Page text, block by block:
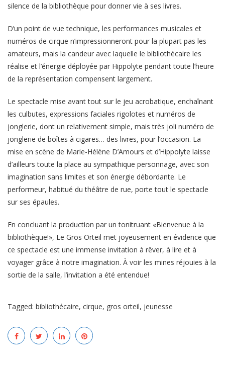
silence de la bibliothèque pour donner vie à ses livres.
D’un point de vue technique, les performances musicales et
numéros de cirque n’impressionneront pour la plupart pas les
amateurs, mais la candeur avec laquelle le bibliothécaire les
réalise et l’énergie déployée par Hippolyte pendant toute l’heure
de la représentation compensent largement.
Le spectacle mise avant tout sur le jeu acrobatique, enchaînant
les culbutes, expressions faciales rigolotes et numéros de
jonglerie, dont un relativement simple, mais très joli numéro de
jonglerie de boîtes à cigares… des livres, pour l’occasion. La
mise en scène de Marie-Hélène D’Amours et d’Hippolyte laisse
d’ailleurs toute la place au sympathique personnage, avec son
imagination sans limites et son énergie débordante. Le
performeur, habitué du théâtre de rue, porte tout le spectacle
sur ses épaules.
En concluant la production par un tonitruant «Bienvenue à la
bibliothèque!», Le Gros Orteil met joyeusement en évidence que
ce spectacle est une immense invitation à rêver, à lire et à
voyager grâce à notre imagination. À voir les mines réjouies à la
sortie de la salle, l’invitation a été entendue!
Tagged: bibliothécaire, cirque, gros orteil, jeunesse